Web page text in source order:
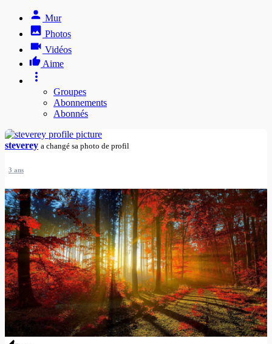
Mur
Photos
Vidéos
Aime
Groupes
Abonnements
Abonnés
steverey a changé sa photo de profil
3 ans